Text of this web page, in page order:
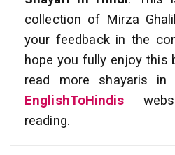
collection of Mirza
your feedback in the
hope you fully enjoy
read more shayaris in
EnglishToHindis
reading.